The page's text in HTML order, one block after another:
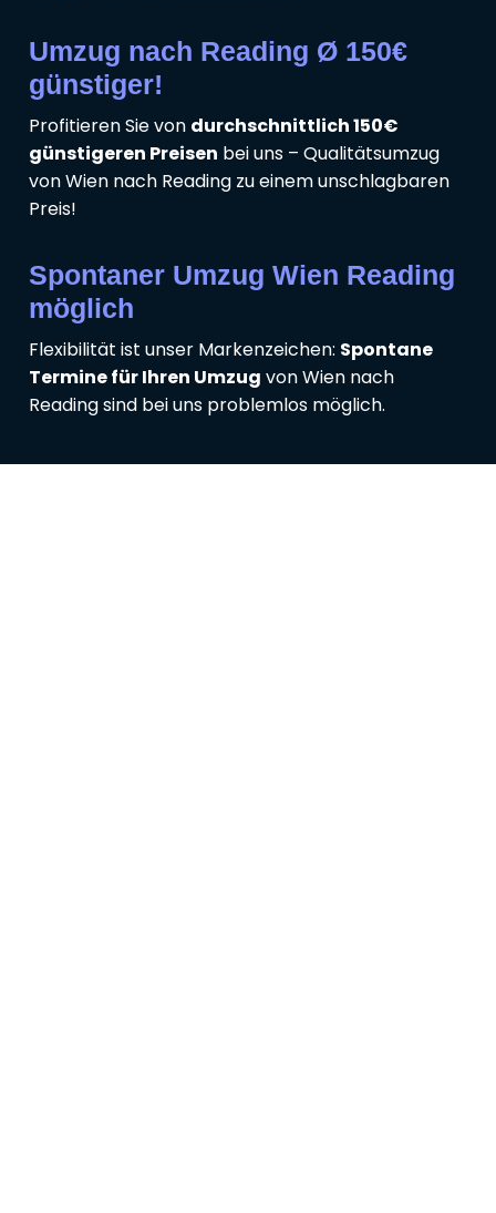
Umzug nach Reading Ø 150€
günstiger!
Profitieren Sie von durchschnittlich 150€
günstigeren Preisen bei uns – Qualitätsumzug
von Wien nach Reading zu einem unschlagbaren
Preis!
Spontaner Umzug Wien Reading
möglich
Flexibilität ist unser Markenzeichen: Spontane
Termine für Ihren Umzug von Wien nach
Reading sind bei uns problemlos möglich.